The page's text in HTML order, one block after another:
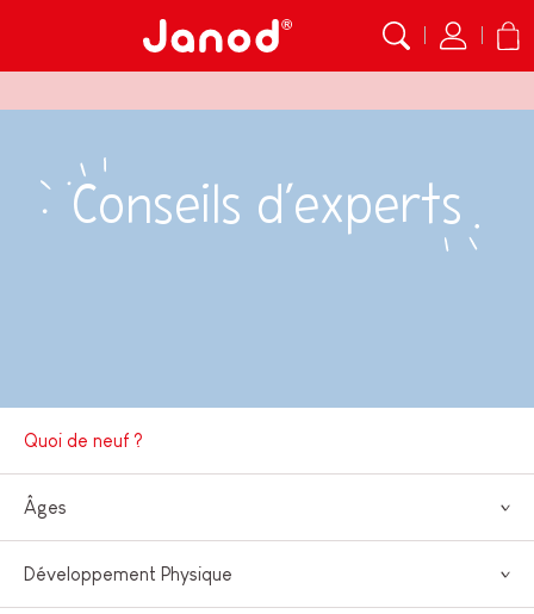
Conseils d’experts
Quoi de neuf ?
Âges
Développement Physique